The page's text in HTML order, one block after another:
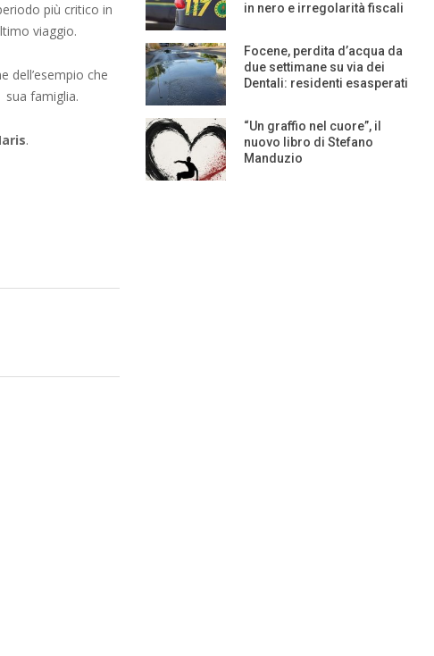
più critico in
viaggio.
dell’esempio che
famiglia.
.
in nero e irregolarità fiscali
Focene, perdita d’acqua da
due settimane su via dei
Dentali: residenti esasperati
“Un graffio nel cuore”, il
nuovo libro di Stefano
Manduzio